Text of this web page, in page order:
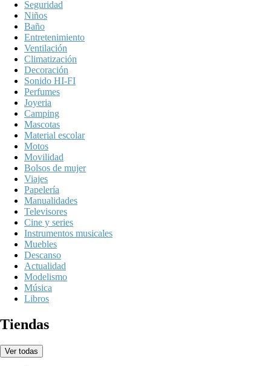
Seguridad
Niños
Baño
Entretenimiento
Ventilación
Climatización
Decoración
Sonido HI-FI
Perfumes
Joyeria
Camping
Mascotas
Material escolar
Motos
Movilidad
Bolsos de mujer
Viajes
Papelería
Manualidades
Televisores
Cine y series
Instrumentos musicales
Muebles
Descanso
Actualidad
Modelismo
Música
Libros
Tiendas
Ver todas